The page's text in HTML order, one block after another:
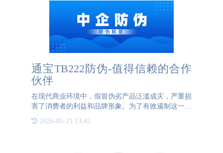
通宝TB222防伪-值得信赖的合作
伙伴
在现代商业环境中，假冒伪劣产品泛滥成灾，严重损
害了消费者的利益和品牌形象。为了有效遏制这一现
象，防伪标签应运而生，并逐渐成为众多企业保护产
品和品牌的重要工具。防伪标签的主要功能是用于产
2026-05-21 13:42